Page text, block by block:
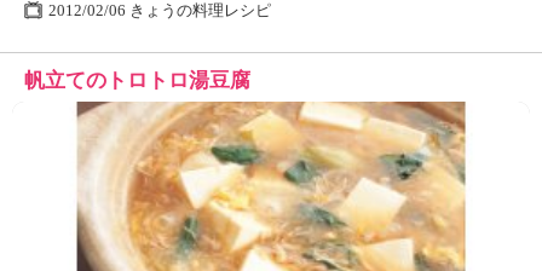
2012/02/06 きょうの料理レシピ
帆立てのトロトロ湯豆腐